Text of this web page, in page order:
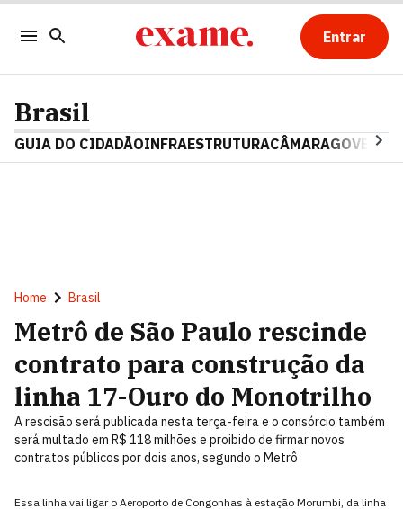
Entrar
Brasil
GUIA DO CIDADÃOINFRAESTRUTURACÂMARAGOVERNO
Home Brasil
Metrô de São Paulo rescinde
contrato para construção da
linha 17-Ouro do Monotrilho
A rescisão será publicada nesta terça-feira e o consórcio também
será multado em R$ 118 milhões e proibido de firmar novos
contratos públicos por dois anos, segundo o Metrô
Essa linha vai ligar o Aeroporto de Congonhas à estação Morumbi, da linha